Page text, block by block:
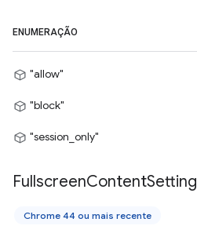
ENUMERAÇÃO
"allow"
"block"
"session_only"
FullscreenContentSetting
Chrome 44 ou mais recente